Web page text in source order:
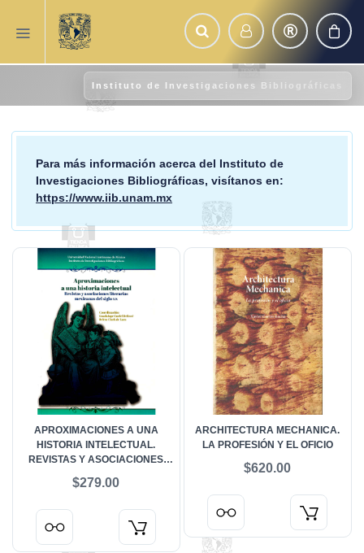
Instituto de Investigaciones Bibliográficas
Para más información acerca del Instituto de
Investigaciones Bibliográficas, visítanos en:
https://www.iib.unam.mx
APROXIMACIONES A UNA
HISTORIA INTELECTUAL.
REVISTAS Y ASOCIACIONES
SIGLO XIX
$279.00
ARCHITECTURA MECHANICA.
LA PROFESIÓN Y EL OFICIO
$620.00